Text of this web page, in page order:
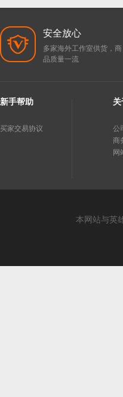
安全放心
多家海外工作室供货，商
品质量一流
新手帮助
买家交易协议
关
公
商
网
本网站与英